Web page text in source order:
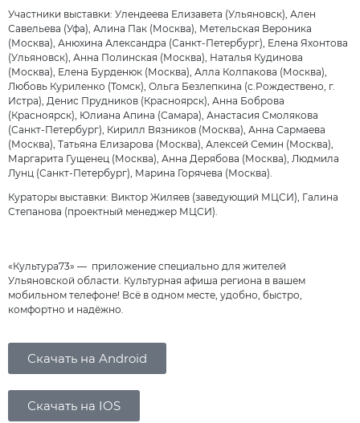
Участники выставки: Улендеева Елизавета (Ульяновск), Ален
Савельева (Уфа), Алина Пак (Москва), Метельская Вероника
(Москва), Анюхина Александра (Санкт-Петербург), Елена Яхонтова
(Ульяновск), Анна Полинская (Москва), Наталья Кудинова
(Москва), Елена Бурденюк (Москва), Алла Колпакова (Москва),
Любовь Куриленко (Томск), Ольга Безлепкина (с.Рождествено, г.
Истра), Денис Прудников (Красноярск), Анна Боброва
(Красноярск), Юлиана Апина (Самара), Анастасия Смолякова
(Санкт-Петербург), Кирилл Вязников (Москва), Анна Сармаева
(Москва), Татьяна Елизарова (Москва), Алексей Семин (Москва),
Маргарита Гущенец (Москва), Анна Дерябова (Москва), Людмила
Лунц (Санкт-Петербург), Марина Горячева (Москва).
Кураторы выставки: Виктор Жиляев (заведующий МЦСИ), Галина
Степанова (проектный менеджер МЦСИ).
«Культура73» — приложение специально для жителей
Ульяновской области. Культурная афиша региона в вашем
мобильном телефоне! Всё в одном месте, удобно, быстро,
комфортно и надёжно.
Скачать на Android
Скачать на IOS